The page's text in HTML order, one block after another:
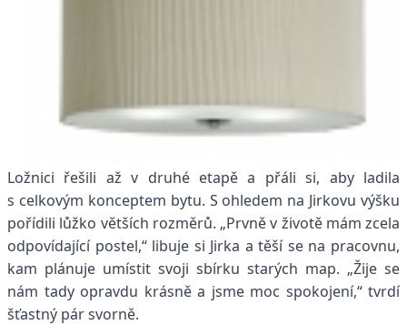
Ložnici řešili až v druhé etapě a přáli si, aby ladila
s celkovým konceptem bytu. S ohledem na Jirkovu výšku
pořídili lůžko větších rozměrů. „Prvně v životě mám zcela
odpovídající postel,“ libuje si Jirka a těší se na pracovnu,
kam plánuje umístit svoji sbírku starých map. „Žije se
nám tady opravdu krásně a jsme moc spokojení,“ tvrdí
šťastný pár svorně.